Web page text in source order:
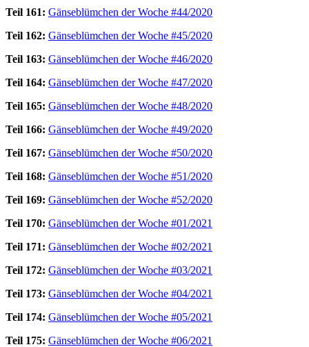
Teil 161: Gänseblümchen der Woche #44/2020
Teil 162: Gänseblümchen der Woche #45/2020
Teil 163: Gänseblümchen der Woche #46/2020
Teil 164: Gänseblümchen der Woche #47/2020
Teil 165: Gänseblümchen der Woche #48/2020
Teil 166: Gänseblümchen der Woche #49/2020
Teil 167: Gänseblümchen der Woche #50/2020
Teil 168: Gänseblümchen der Woche #51/2020
Teil 169: Gänseblümchen der Woche #52/2020
Teil 170: Gänseblümchen der Woche #01/2021
Teil 171: Gänseblümchen der Woche #02/2021
Teil 172: Gänseblümchen der Woche #03/2021
Teil 173: Gänseblümchen der Woche #04/2021
Teil 174: Gänseblümchen der Woche #05/2021
Teil 175: Gänseblümchen der Woche #06/2021